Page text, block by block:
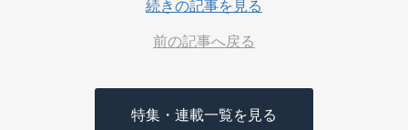
続きの記事を見る
前の記事へ戻る
特集・連載一覧を見る